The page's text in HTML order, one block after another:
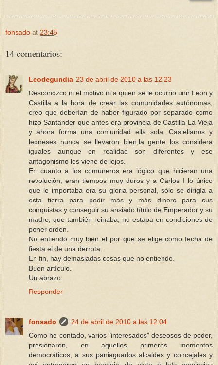
fonsado at 23:45
14 comentarios:
Leodegundia 23 de abril de 2010 a las 12:23
Desconozco ni el motivo ni a quien se le ocurrió unir León y
Castilla a la hora de crear las comunidades autónomas,
creo que deberían de haber figurado por separado como
hizo Santander que antes era provincia de Castilla La Vieja
y ahora forma una comunidad ella sola. Castellanos y
leoneses nunca se llevaron bien,la gente los considera
iguales aunque en realidad son diferentes y ese
antagonismo les viene de lejos.
En cuanto a los comuneros era lógico que hicieran una
revolución, eran tiempos muy duros y a Carlos I lo único
que le importaba era su gloria personal, sólo se dirigía a
esta tierra para pedir más y más dinero para sus
conquistas y conseguir su ansiado título de Emperador y su
madre, que también reinaba, no estaba en condiciones de
poner orden.
No entiendo muy bien el por qué se elige como fecha de
fiesta el de una derrota.
En fin, hay demasiadas cosas que no entiendo.
Buen artículo.
Un abrazo
Responder
fonsado
24 de abril de 2010 a las 12:04
Como he contado, varios "interesados" deseosos de poder,
presionaron, en aquellos primeros momentos
democráticos, a sus paniaguados alcaldes y concejales y